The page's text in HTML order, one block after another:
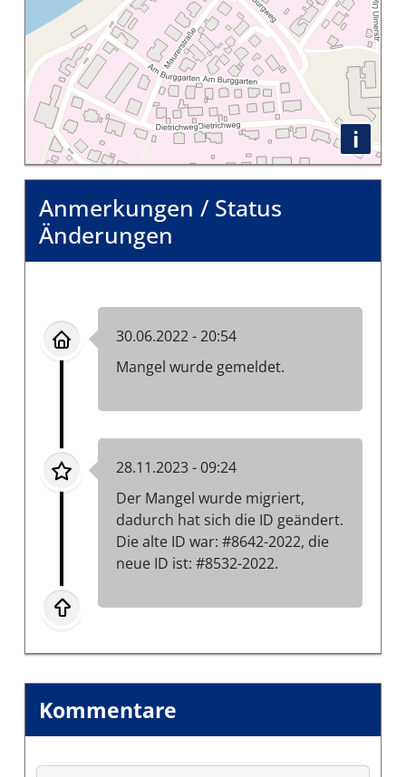
i
Anmerkungen / Status
Änderungen
30.06.2022 - 20:54
Mangel wurde gemeldet.
28.11.2023 - 09:24
Der Mangel wurde migriert,
dadurch hat sich die ID geändert.
Die alte ID war: #8642-2022, die
neue ID ist: #8532-2022.
Kommentare